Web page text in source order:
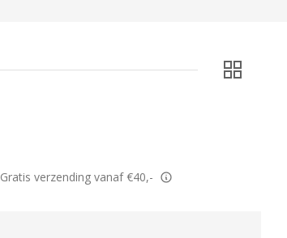
Gratis verzending vanaf €40,-